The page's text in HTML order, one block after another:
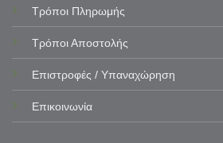
Τρόποι Πληρωμής
Τρόποι Αποστολής
Επιστροφές / Υπαναχώρηση
Επικοινωνία